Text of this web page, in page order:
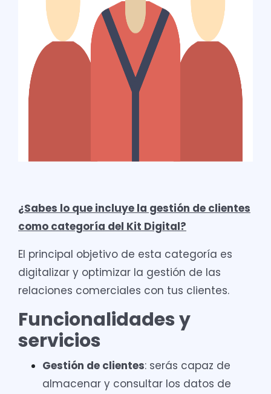
¿Sabes lo que incluye la gestión de clientes
como categoría del Kit Digital?
El principal objetivo de esta categoría es
digitalizar y optimizar la gestión de las
relaciones comerciales con tus clientes.
Funcionalidades y
servicios
Gestión de clientes: serás capaz de
almacenar y consultar los datos de